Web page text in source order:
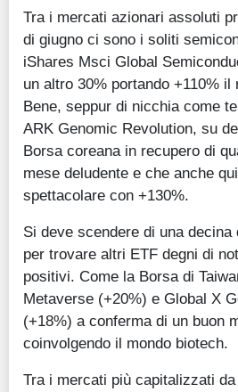
Tra i mercati azionari assoluti
di giugno ci sono i soliti
iShares Msci Global
un altro 30% portando +110%
Bene, seppur di nicchia come
ARK Genomic Revolution, su
Borsa coreana in recupero di
mese deludente e che anche
spettacolare con +130%.
Si deve scendere di una decina
per trovare altri ETF degni di
positivi. Come la Borsa di
Metaverse (+20%) e Global X
(+18%) a conferma di un buon
coinvolgendo il mondo biotech.
Tra i mercati più capitalizzati